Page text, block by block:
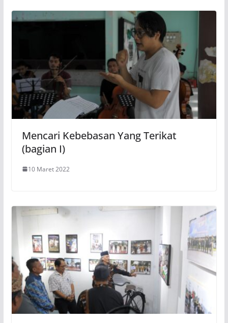
Mencari Kebebasan Yang Terikat
(bagian I)
10 Maret 2022